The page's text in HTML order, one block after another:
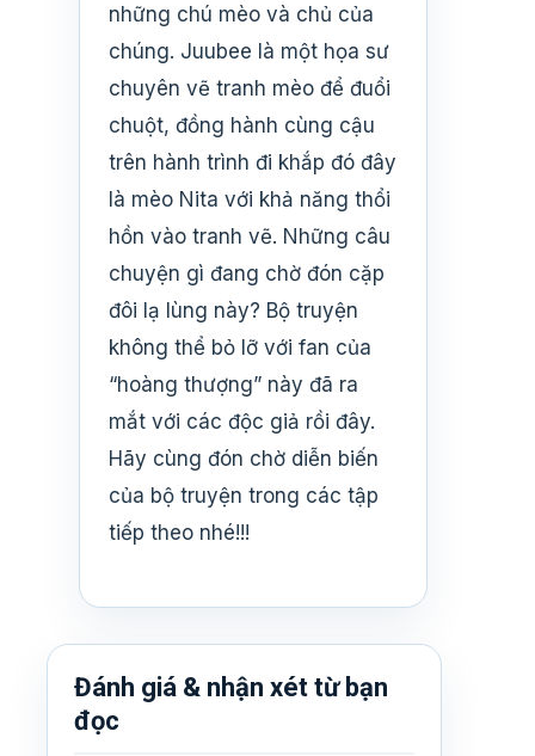
những chú mèo và chủ của
chúng. Juubee là một họa sư
chuyên vẽ tranh mèo để đuổi
chuột, đồng hành cùng cậu
trên hành trình đi khắp đó đây
là mèo Nita với khả năng thổi
hồn vào tranh vẽ. Những câu
chuyện gì đang chờ đón cặp
đôi lạ lùng này? Bộ truyện
không thể bỏ lỡ với fan của
“hoàng thượng” này đã ra
mắt với các độc giả rồi đây.
Hãy cùng đón chờ diễn biến
của bộ truyện trong các tập
tiếp theo nhé!!!
Đánh giá & nhận xét từ bạn
đọc